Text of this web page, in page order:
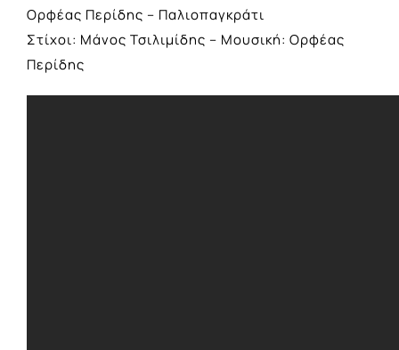
Ορφέας Περίδης – Παλιοπαγκράτι
Στίχοι: Μάνος Τσιλιμίδης – Μουσική: Ορφέας
Περίδης